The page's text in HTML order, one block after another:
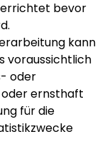
bevor
kann
voraussichtlich
oder
ernsthaft
für die